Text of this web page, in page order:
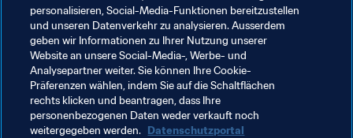
Informationen zum Programm sowie zur Infrastruktur, zur
An- und Abreise und anderen Serviceangeboten beim
FIFA Fan Fest.
*Änderungen vorbehalten
Verbotene Gegenstände
personalisieren, Social-Media-Funktionen bereitzustellen
und unseren Datenverkehr zu analysieren. Ausserdem
geben wir Informationen zu Ihrer Nutzung unserer
Website an unsere Social-Media-, Werbe- und
Analysepartner weiter. Sie können Ihre Cookie-
Präferenzen wählen, indem Sie auf die Schaltflächen
rechts klicken und beantragen, dass Ihre
personenbezogenen Daten weder verkauft noch
weitergegeben werden. Datenschutzportal